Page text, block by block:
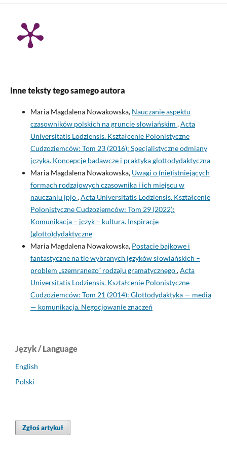
Inne teksty tego samego autora
Maria Magdalena Nowakowska, Nauczanie aspektu
czasowników polskich na gruncie słowiańskim ,Acta
Universitatis Lodziensis. Kształcenie Polonistyczne
Cudzoziemców: Tom 23 (2016): Specjalistyczne odmiany
języka. Koncepcje badawcze i praktyka glottodydaktyczna
Maria Magdalena Nowakowska, Uwagi o (nie)istniejących
formach rodzajowych czasownika i ich miejscu w
nauczaniu jpjo,Acta Universitatis Lodziensis. Kształcenie
Polonistyczne Cudzoziemców: Tom 29 (2022):
Komunikacja – język – kultura. Inspiracje
(glotto)dydaktyczne
Maria Magdalena Nowakowska, Postacie bajkowe i
fantastyczne na tle wybranych języków słowiańskich –
problem „szemranego” rodzaju gramatycznego,Acta
Universitatis Lodziensis. Kształcenie Polonistyczne
Cudzoziemców: Tom 21 (2014): Glottodydaktyka — media
— komunikacja. Negocjowanie znaczeń
Język / Language
English
Polski
Zgłoś artykuł